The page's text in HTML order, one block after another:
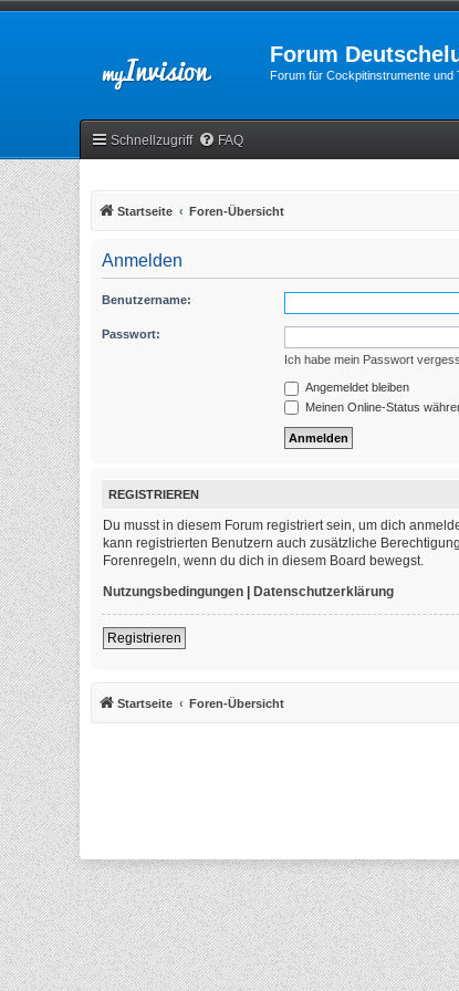
Forum
Forum für Cockpitinstrumente und
Schnellzugriff FAQ
Startseite Foren-Übersicht
Anmelden
Benutzername:
Passwort:
Ich habe mein Passwort
Angemeldet bleiben
Meinen Online-Status
REGISTRIEREN
Du musst in diesem Forum registriert sein, um dich
kann registrierten Benutzern auch zusätzliche
Forenregeln, wenn du dich in diesem Board bewegst.
Nutzungsbedingungen | Datenschutzerklärung
Registrieren
Startseite Foren-Übersicht